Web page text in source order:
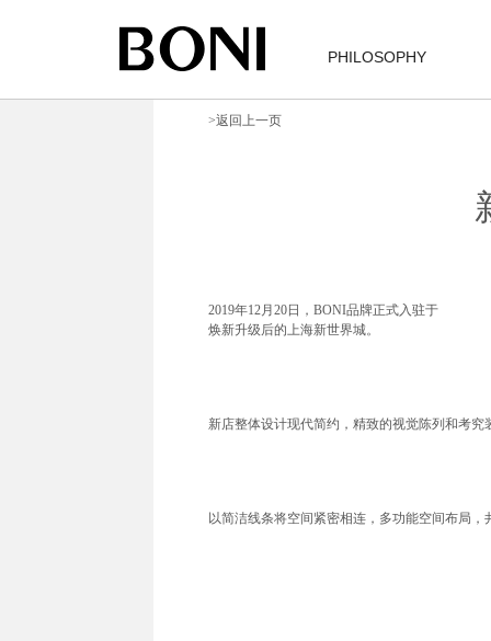
PHILOSOPHY
>返回上一页
2019年12月20日，BONI品牌正式入驻于
焕新升级后的上海新世界城。
新店整体设计现代简约，精致的视觉陈列和考
以简洁线条将空间紧密相连，多功能空间布局